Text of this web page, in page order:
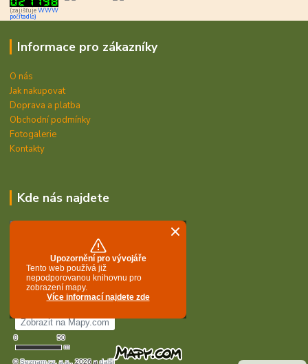
(zajišťujeWWW
počítadlo)
Informace pro zákazníky
O nás
Jak nakupovat
Doprava a platba
Obchodní podmínky
Fotogalerie
Kontakty
Kde nás najdete